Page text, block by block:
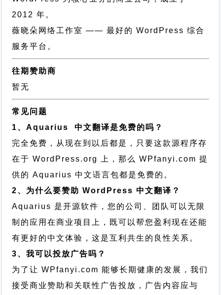
2012 年。
薇晓朵网络工作室 —— 最好的 WordPress 综合
服务平台。
往期赞助商
暂无
常见问题
1、Aquarius 中文翻译是免费的吗？
完全免费，从现在到以后都是，只要这款源程序存
在于 WordPress.org 上，那么 WPfanyi.com 提
供的 Aquarius 中文语言包都是免费的。
2、为什么要赞助 WordPress 中文翻译？
Aquarius 是开源软件，您的公司、团队可以无限
制的应用在商业项目上，既可以帮您盈利现在还能
有更好的中文体验，这是互利共生的良性关系。
3、我可以投放广告吗？
为了让 WPfanyi.com 能够长期健康的发展，我们
接受商业赞助和关联性广告投放，广告内容应与